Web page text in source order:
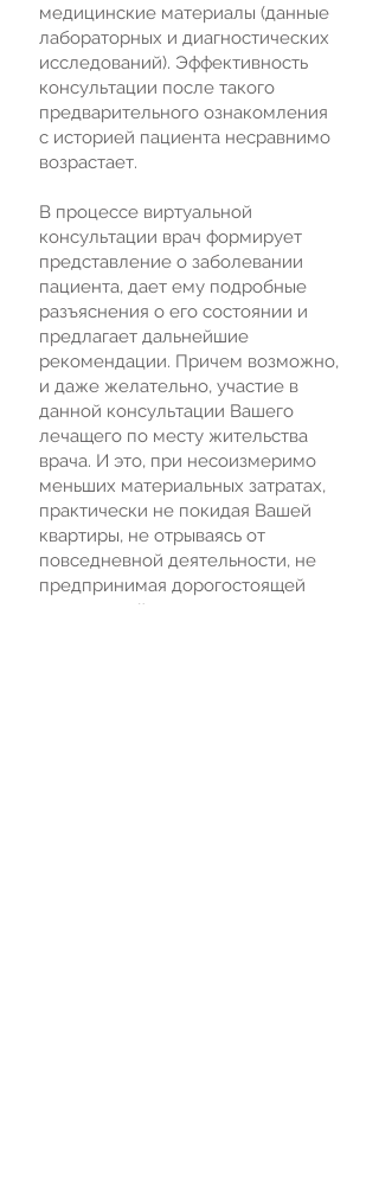
медицинские материалы (данные
лабораторных и диагностических
исследований). Эффективность
консультации после такого
предварительного ознакомления
с историей пациента несравнимо
возрастает.
В процессе виртуальной
консультации врач формирует
представление о заболевании
пациента, дает ему подробные
разъяснения о его состоянии и
предлагает дальнейшие
рекомендации. Причем возможно,
и даже желательно, участие в
данной консультации Вашего
лечащего по месту жительства
врача. И это, при несоизмеримо
меньших материальных затратах,
практически не покидая Вашей
квартиры, не отрываясь от
повседневной деятельности, не
предпринимая дорогостоящей
заграничной поездки.